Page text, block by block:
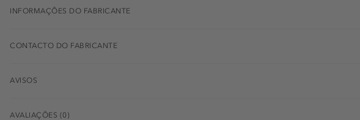
INFORMAÇÕES DO FABRICANTE
CONTACTO DO FABRICANTE
AVISOS
AVALIAÇÕES (0)